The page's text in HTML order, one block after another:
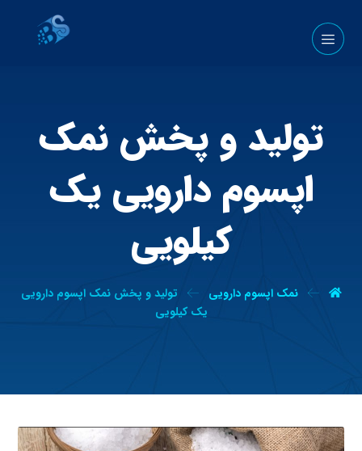
تولید و پخش نمک
اپسوم دارویی یک
کیلویی
نمک اپسوم دارویی
تولید و پخش نمک اپسوم دارویی
یک کیلویی